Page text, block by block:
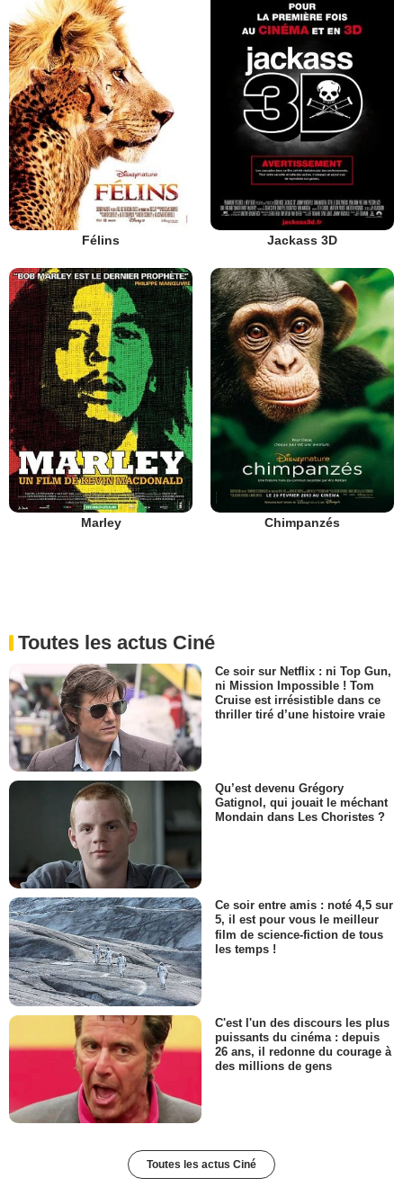
Félins Jackass 3D
Marley Chimpanzés
Toutes les actus Ciné
Ce soir sur Netflix : ni Top Gun,
ni Mission Impossible ! Tom
Cruise est irrésistible dans ce
thriller tiré d’une histoire vraie
Qu’est devenu Grégory
Gatignol, qui jouait le méchant
Mondain dans Les Choristes ?
Ce soir entre amis : noté 4,5 sur
5, il est pour vous le meilleur
film de science-fiction de tous
les temps !
C'est l'un des discours les plus
puissants du cinéma : depuis
26 ans, il redonne du courage à
des millions de gens
Toutes les actus Ciné